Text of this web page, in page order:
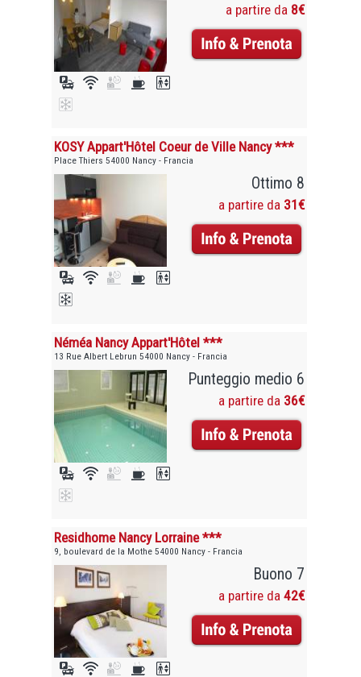
a partire da 8€
KOSY Appart'Hôtel Coeur de Ville Nancy ***
Place Thiers 54000 Nancy - Francia
Ottimo 8
a partire da 31€
Néméa Nancy Appart'Hôtel ***
13 Rue Albert Lebrun 54000 Nancy - Francia
Punteggio medio 6
a partire da 36€
Residhome Nancy Lorraine ***
9, boulevard de la Mothe 54000 Nancy - Francia
Buono 7
a partire da 42€